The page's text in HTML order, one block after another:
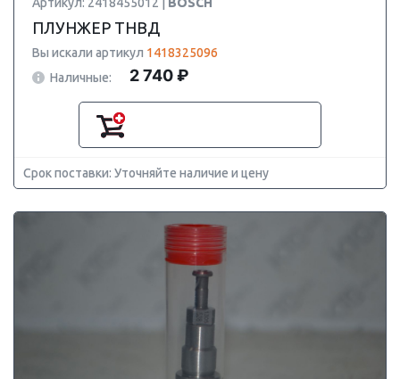
ПЛУНЖЕР ТНВД
Вы искали артикул 1418325096
Наличные:
2 740 ₽
Срок поставки: Уточняйте наличие и цену